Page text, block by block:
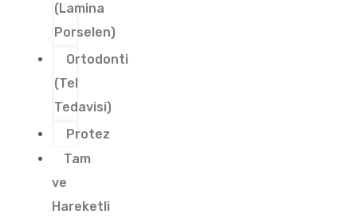
(Lamina
Porselen)
Ortodonti
(Tel
Tedavisi)
Protez
Tam
ve
Hareketli